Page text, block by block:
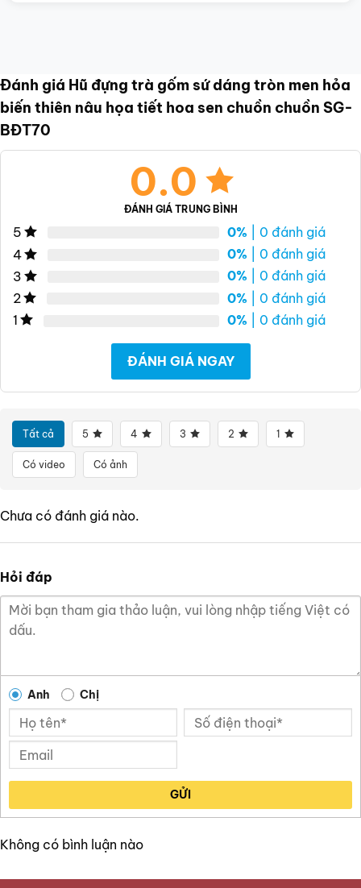
Đánh giá Hũ đựng trà gốm sứ dáng tròn men hỏa
biến thiên nâu họa tiết hoa sen chuồn chuồn SG-
BĐT70
0.0
ĐÁNH GIÁ TRUNG BÌNH
5 0% | 0 đánh giá
4
0% | 0 đánh giá
3
0% | 0 đánh giá
2
0% | 0 đánh giá
1
0% | 0 đánh giá
ĐÁNH GIÁ NGAY
Tất cả 5 4 3 2 1
Có video Có ảnh
Chưa có đánh giá nào.
Hỏi đáp
Anh Chị
GỬI
Không có bình luận nào